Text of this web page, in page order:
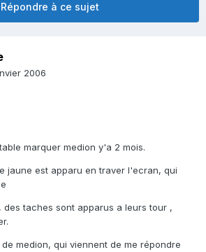
Répondre à ce sujet
2006
marquer medion y'a 2 mois.
jaune est apparu en traver l'ecran, qui
taches sont apparus a leurs tour ,
medion, qui viennent de me répondre